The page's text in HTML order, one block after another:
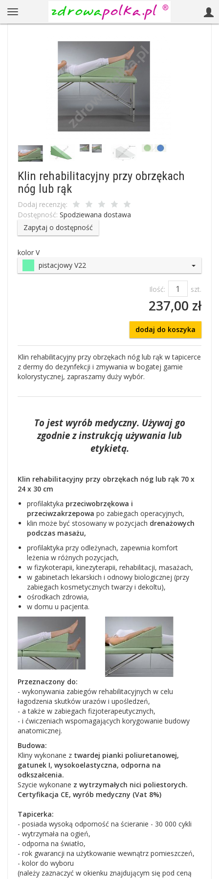
Klin rehabilitacyjny przy obrzękach
nóg lub rąk
Dodaj recenzję:
Dostępność: Spodziewana dostawa
Zapytaj o dostępność
kolor V
pistacjowy V22
Ilość: szt.
237,00 zł
dodaj do koszyka
Klin rehabilitacyjny przy obrzękach nóg lub rąk w tapicerce
z dermy do dezynfekcji i zmywania w bogatej gamie
kolorystycznej, zapraszamy duży wybór.
To jest wyrób medyczny. Używaj go
zgodnie z instrukcją używania lub
etykietą.
Klin rehabilitacyjny przy obrzękach nóg lub rąk 70 x
24 x 30 cm
profilaktyka przeciwobrzękowa i
przeciwzakrzepowa po zabiegach operacyjnych,
klin może być stosowany w pozycjach drenażowych
podczas masażu,
profilaktyka przy odleżynach, zapewnia komfort
leżenia w różnych pozycjach,
w fizykoterapii, kinezyterapii, rehabilitacji, masażach,
w gabinetach lekarskich i odnowy biologicznej (przy
zabiegach kosmetycznych twarzy i dekoltu),
ośrodkach zdrowia,
w domu u pacjenta.
Przeznaczony do:
- wykonywania zabiegów rehabilitacyjnych w celu
łagodzenia skutków urazów i upośledzeń,
- a także w zabiegach fizjoterapeutycznych,
- i ćwiczeniach wspomagających korygowanie budowy
anatomicznej.
Budowa:
Kliny wykonane z twardej pianki poliuretanowej,
gatunek I, wysokoelastyczna, odporna na
odkszałcenia.
Szycie wykonane z wytrzymałych nici poliestorych.
Certyfikacja CE, wyrób medyczny (Vat 8%)
Tapicerka:
- posiada wysoką odporność na ścieranie - 30 000 cykli
- wytrzymała na ogień,
- odporna na światło,
- rok gwarancji na użytkowanie wewnątrz pomieszczeń,
- kolor do wyboru
(należy zaznaczyć w okienku znajdującym się pod ceną